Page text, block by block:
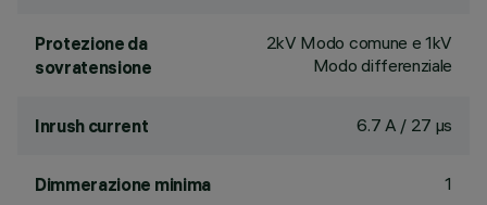
Protezione da
sovratensione
2kV Modo comune e 1kV
Modo differenziale
Inrush current 6.7 A / 27 µs
Dimmerazione minima 1